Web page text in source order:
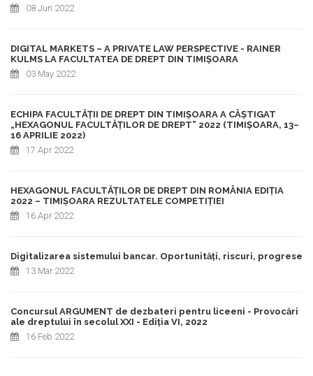
08 Jun 2022
DIGITAL MARKETS – A PRIVATE LAW PERSPECTIVE - RAINER
KULMS LA FACULTATEA DE DREPT DIN TIMIȘOARA
03 May 2022
ECHIPA FACULTĂȚII DE DREPT DIN TIMIȘOARA A CÂȘTIGAT
„HEXAGONUL FACULTĂȚILOR DE DREPT” 2022 (TIMIȘOARA, 13–
16 APRILIE 2022)
17 Apr 2022
HEXAGONUL FACULTĂȚILOR DE DREPT DIN ROMÂNIA EDIȚIA
2022 – TIMIȘOARA REZULTATELE COMPETIȚIEI
16 Apr 2022
Digitalizarea sistemului bancar. Oportunități, riscuri, progrese
13 Mar 2022
Concursul ARGUMENT de dezbateri pentru liceeni - Provocări
ale dreptului în secolul XXI - Ediția VI, 2022
16 Feb 2022